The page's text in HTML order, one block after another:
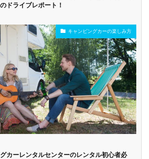
ドライブレポート！
キャンピングカーの楽しみ方
カーレンタルセンターのレンタル初心者必